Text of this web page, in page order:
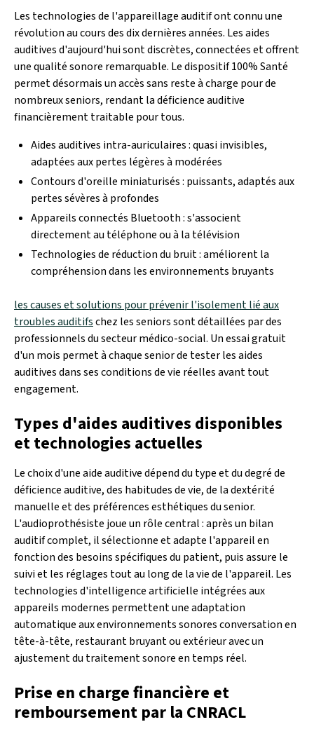
Les technologies de l'appareillage auditif ont connu une
révolution au cours des dix dernières années. Les aides
auditives d'aujourd'hui sont discrètes, connectées et offrent
une qualité sonore remarquable. Le dispositif 100% Santé
permet désormais un accès sans reste à charge pour de
nombreux seniors, rendant la déficience auditive
financièrement traitable pour tous.
Aides auditives intra-auriculaires : quasi invisibles,
adaptées aux pertes légères à modérées
Contours d'oreille miniaturisés : puissants, adaptés aux
pertes sévères à profondes
Appareils connectés Bluetooth : s'associent
directement au téléphone ou à la télévision
Technologies de réduction du bruit : améliorent la
compréhension dans les environnements bruyants
les causes et solutions pour prévenir l'isolement lié aux
troubles auditifschez les seniors sont détaillées par des
professionnels du secteur médico-social. Un essai gratuit
d'un mois permet à chaque senior de tester les aides
auditives dans ses conditions de vie réelles avant tout
engagement.
Types d'aides auditives disponibles
et technologies actuelles
Le choix d'une aide auditive dépend du type et du degré de
déficience auditive, des habitudes de vie, de la dextérité
manuelle et des préférences esthétiques du senior.
L'audioprothésiste joue un rôle central : après un bilan
auditif complet, il sélectionne et adapte l'appareil en
fonction des besoins spécifiques du patient, puis assure le
suivi et les réglages tout au long de la vie de l'appareil. Les
technologies d'intelligence artificielle intégrées aux
appareils modernes permettent une adaptation
automatique aux environnements sonores conversation en
tête-à-tête, restaurant bruyant ou extérieur avec un
ajustement du traitement sonore en temps réel.
Prise en charge financière et
remboursement par la CNRACL